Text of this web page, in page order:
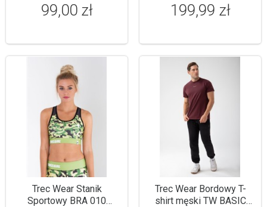
99,00 zł 199,99 zł
Trec Wear Stanik
Sportowy BRA 010
Trec Wear Bordowy T-
shirt męski TW BASIC